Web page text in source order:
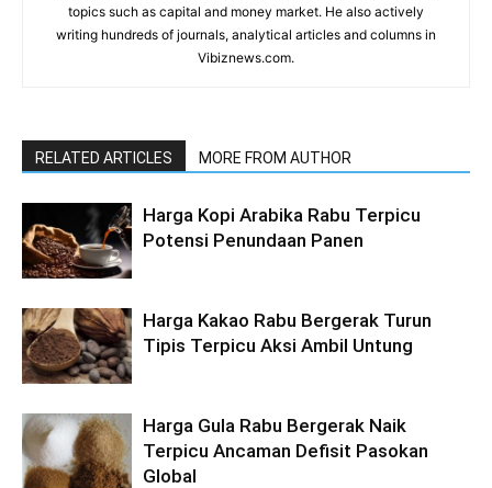
topics such as capital and money market. He also actively
writing hundreds of journals, analytical articles and columns in
Vibiznews.com.
RELATED ARTICLES MORE FROM AUTHOR
Harga Kopi Arabika Rabu Terpicu
Potensi Penundaan Panen
Harga Kakao Rabu Bergerak Turun
Tipis Terpicu Aksi Ambil Untung
Harga Gula Rabu Bergerak Naik
Terpicu Ancaman Defisit Pasokan
Global